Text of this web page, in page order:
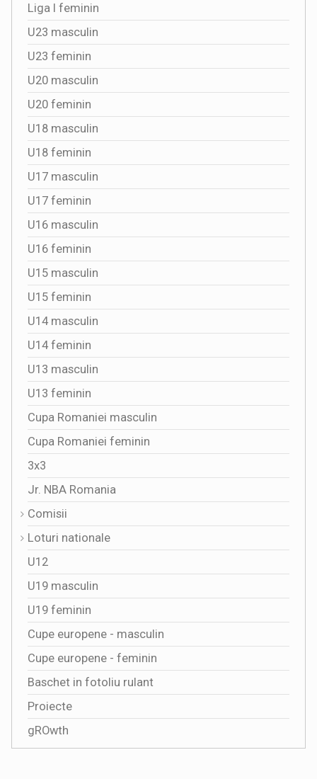
Liga I feminin
U23 masculin
U23 feminin
U20 masculin
U20 feminin
U18 masculin
U18 feminin
U17 masculin
U17 feminin
U16 masculin
U16 feminin
U15 masculin
U15 feminin
U14 masculin
U14 feminin
U13 masculin
U13 feminin
Cupa Romaniei masculin
Cupa Romaniei feminin
3x3
Jr. NBA Romania
Comisii
Loturi nationale
U12
U19 masculin
U19 feminin
Cupe europene - masculin
Cupe europene - feminin
Baschet in fotoliu rulant
Proiecte
gROwth